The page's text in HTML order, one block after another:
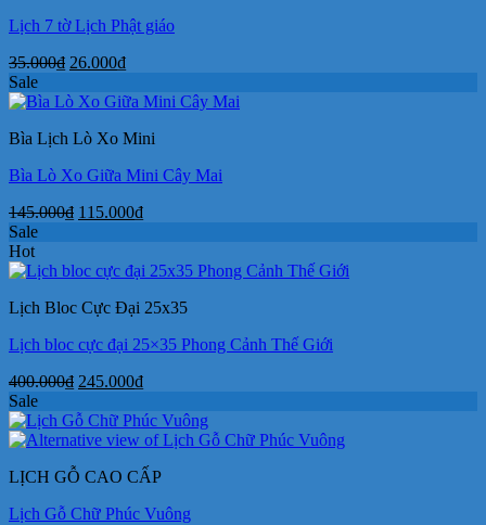
Lịch 7 tờ Lịch Phật giáo
35.000₫ Giá
là:
26.000₫Giá
tại
26.000₫.
Sale
Bìa Lịch Lò Xo Mini
Bìa Lò Xo Giữa Mini Cây Mai
145.000₫ Giá
145.000₫.
115.000₫Giá
là:
Sale
Hot
Lịch Bloc Cực Đại 25x35
Lịch bloc cực đại 25×35 Phong Cảnh Thế Giới
400.000₫ Giá
là:
400.000₫.
245.000₫Giá
tại
là:
Sale
LỊCH GỖ CAO CẤP
Lịch Gỗ Chữ Phúc Vuông